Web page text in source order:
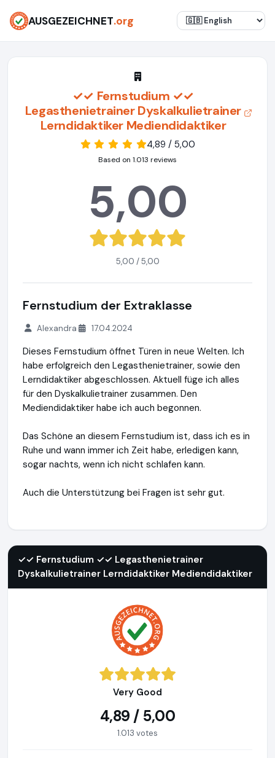
AUSGEZEICHNET.org
✓✓ Fernstudium ✓✓
Legasthenietrainer Dyskalkulietrainer
Lerndidaktiker Mediendidaktiker
4,89 / 5,00
Based on 1.013 reviews
5,00
5,00 / 5,00
Fernstudium der Extraklasse
Alexandra 17.04.2024
Dieses Fernstudium öffnet Türen in neue Welten. Ich
habe erfolgreich den Legasthenietrainer, sowie den
Lerndidaktiker abgeschlossen. Aktuell füge ich alles
für den Dyskalkulietrainer zusammen. Den
Mediendidaktiker habe ich auch begonnen.
Das Schöne an diesem Fernstudium ist, dass ich es in
Ruhe und wann immer ich Zeit habe, erledigen kann,
sogar nachts, wenn ich nicht schlafen kann.
Auch die Unterstützung bei Fragen ist sehr gut.
✓✓ Fernstudium ✓✓ Legasthenietrainer
Dyskalkulietrainer Lerndidaktiker Mediendidaktiker
Very Good
4,89 / 5,00
1.013 votes